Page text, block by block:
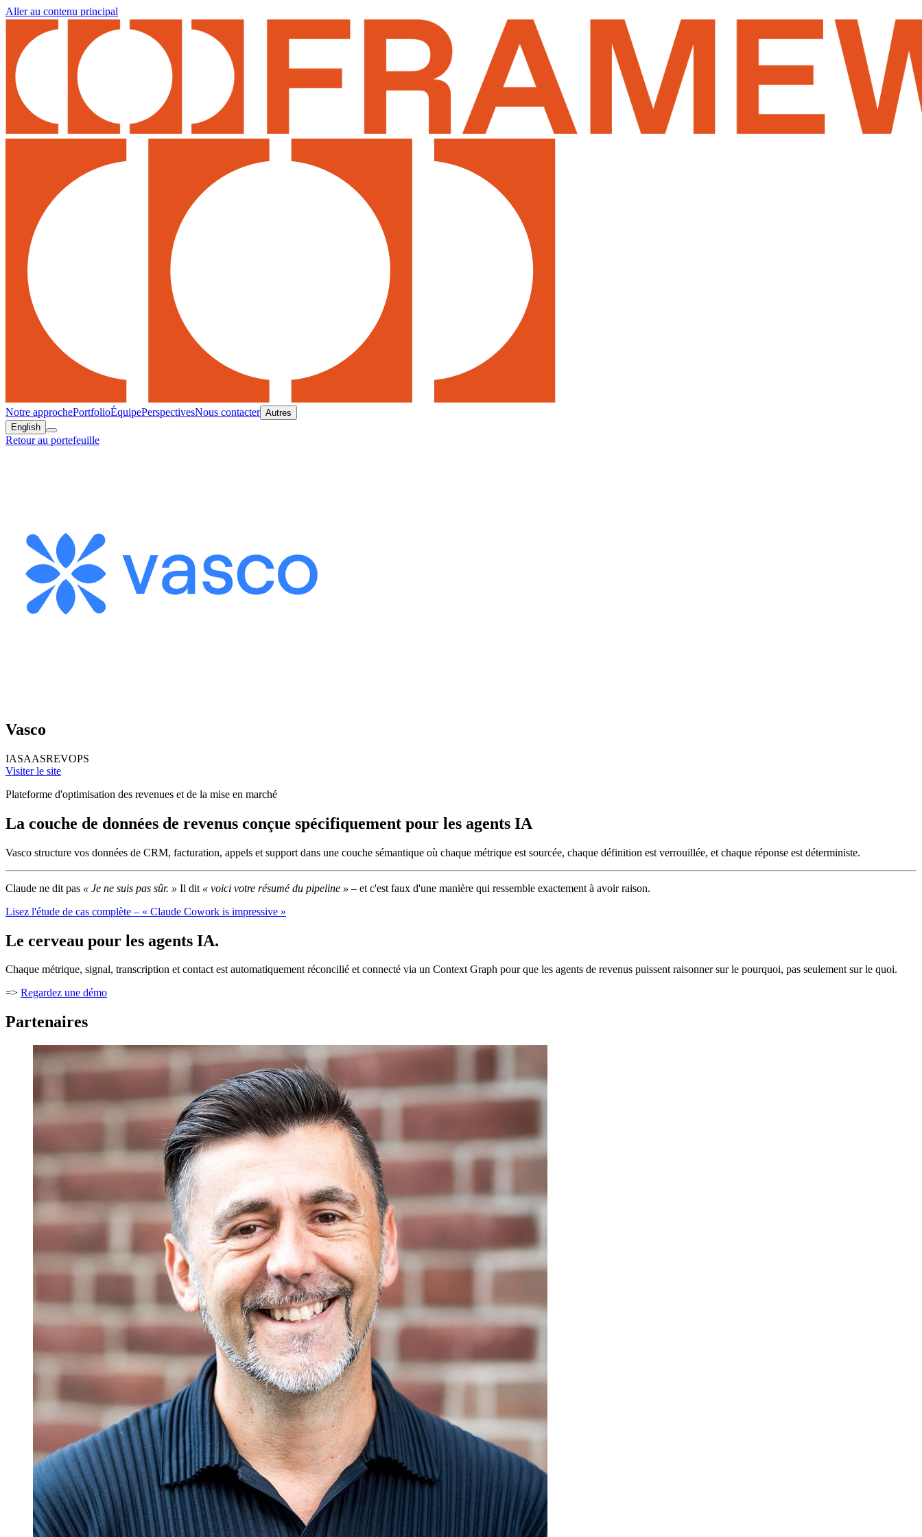
Aller au contenu principal
Notre approchePortfolioÉquipePerspectivesNous contacter Autres
English
Retour au portefeuille
Vasco
IASAASREVOPS
Visiter le site
Plateforme d'optimisation des revenues et de la mise en marché
La couche de données de revenus conçue spécifiquement pour les agents IA
Vasco structure vos données de CRM, facturation, appels et support dans une couche sémantique où chaque métrique est sourcée, chaque définition est verrouillée, et chaque réponse est déterministe.
Claude ne dit pas « Je ne suis pas sûr. » Il dit « voici votre résumé du pipeline » – et c'est faux d'une manière qui ressemble exactement à avoir raison.
Lisez l'étude de cas complète – « Claude Cowork is impressive »
Le cerveau pour les agents IA.
Chaque métrique, signal, transcription et contact est automatiquement réconcilié et connecté via un Context Graph pour que les agents de revenus puissent raisonner sur le pourquoi, pas seulement sur le quoi.
=> Regardez une démo
Partenaires